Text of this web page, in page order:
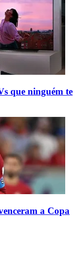
que ninguém te
a Copa